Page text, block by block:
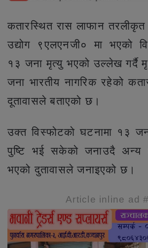
कतारस्थित रास लाफान तरलीकृत
उद्योग ९एलएनजी० मा भएको
१३ जना मृत्यु भएको उल्लेख गर्दै
जना भारतीय नागरिक रहेको
दूतावासले बताएको छ।
उक्त विस्फोटको घटनामा १३
पुष्टि भई सकेको जनाउदै अन्य
भएको दुतावासले जनाइएको छ।
Article inline ad